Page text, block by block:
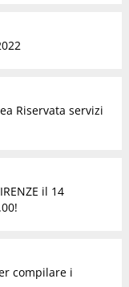
Riservata servizi
il 14
compilare i